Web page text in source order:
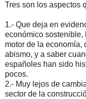
Tres son los aspectos
1.- Que deja en
económico sostenible,
motor de la economía,
abismo, y a saber
españoles han sido
pocos.
2.- Muy lejos de
sector de la